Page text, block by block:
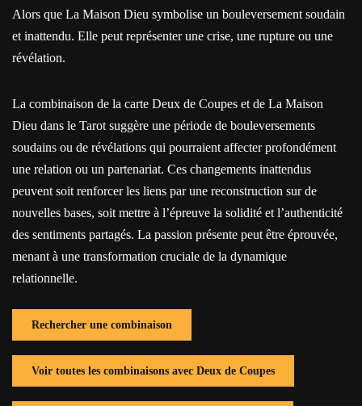
Alors que La Maison Dieu symbolise un bouleversement soudain
et inattendu. Elle peut représenter une crise, une rupture ou une
révélation.
La combinaison de la carte Deux de Coupes et de La Maison
Dieu dans le Tarot suggère une période de bouleversements
soudains ou de révélations qui pourraient affecter profondément
une relation ou un partenariat. Ces changements inattendus
peuvent soit renforcer les liens par une reconstruction sur de
nouvelles bases, soit mettre à l’épreuve la solidité et l’authenticité
des sentiments partagés. La passion présente peut être éprouvée,
menant à une transformation cruciale de la dynamique
relationnelle.
Rechercher une combinaison
Voir toutes les combinaisons avec Deux de Coupes